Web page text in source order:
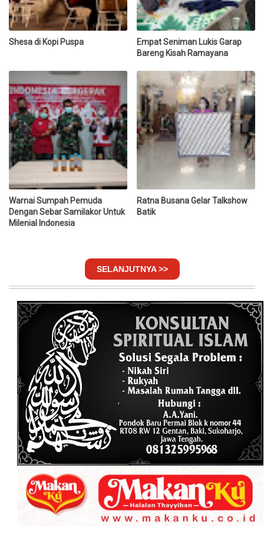
Shesa di Kopi Puspa
Empat Seniman Lukis Garap
Bareng Kisah Ramayana
Warnai Sumpah Pemuda
Dengan Sebar Samilakor Untuk
Milenial Indonesia
Ratna Busana Gelar Talkshow
Batik
SELANJUTNYA >>